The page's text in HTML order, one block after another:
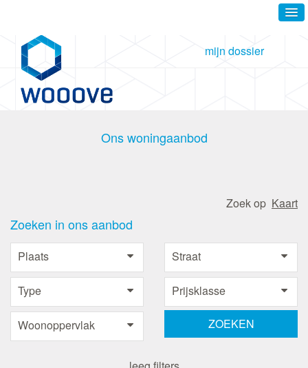
mijn dossier
Ons woningaanbod
Zoek op Kaart
Zoeken in ons aanbod